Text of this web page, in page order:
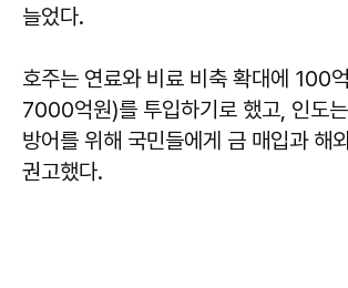
늘었다.
호주는 연료와 비료 비축 확대에 100
7000억원)를 투입하기로 했고, 인도
방어를 위해 국민들에게 금 매입과 해
권고했다.